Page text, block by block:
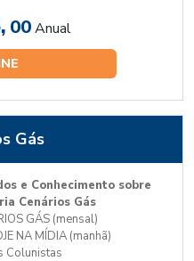
00 Anual
Gás
e Conhecimento sobre
Cenários Gás
GÁS (mensal)
NA MÍDIA (manhã)
Colunistas